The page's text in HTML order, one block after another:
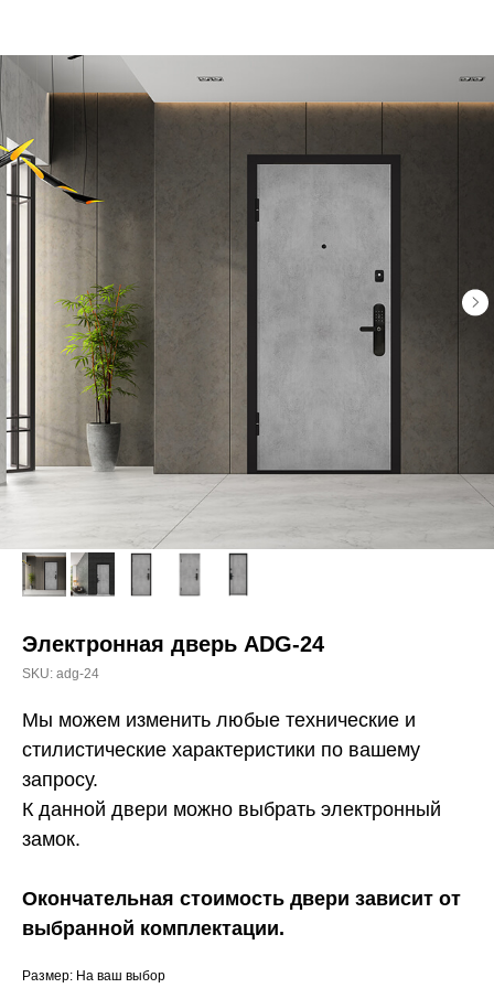
Электронная дверь ADG-24
SKU: adg-24
Мы можем изменить любые технические и
стилистические характеристики по вашему
запросу.
К данной двери можно выбрать электронный
замок.
Окончательная стоимость двери зависит от
выбранной комплектации.
Размер: На ваш выбор